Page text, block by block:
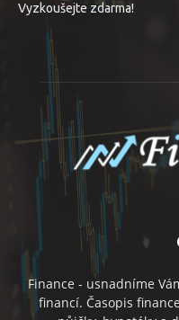
Vyzkoušejte zdarma!
Finance - usnadníme
financí. Časopis